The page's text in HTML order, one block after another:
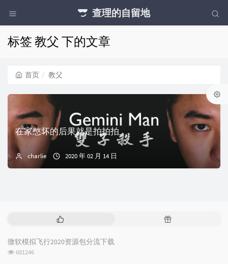
查理的自留地
标签 教父 下的文章
首页 教父
在家憋坏的后果就是拍拍拍
charlie 2020 年 02 月 14 日
文
章
随
微软模拟飞行2020资源包分流下载
浏
681246